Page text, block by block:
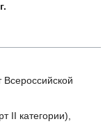
Всероссийской
II категории),